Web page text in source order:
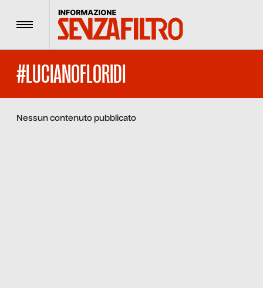
Menu
#LUCIANOFLORIDI
Nessun contenuto pubblicato